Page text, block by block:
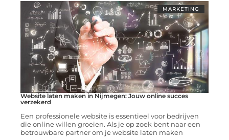
MARKETING
Website laten maken in Nijmegen: Jouw online succes
verzekerd
Een professionele website is essentieel voor bedrijven
die online willen groeien. Als je op zoek bent naar een
betrouwbare partner om je website laten maken